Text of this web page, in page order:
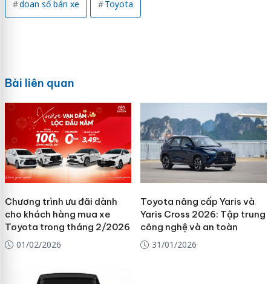
doan số bán xe Toyota
Bài liên quan
Chương trình ưu đãi dành
cho khách hàng mua xe
Toyota trong tháng 2/2026
01/02/2026
Toyota nâng cấp Yaris và
Yaris Cross 2026: Tập trung
công nghệ và an toàn
31/01/2026